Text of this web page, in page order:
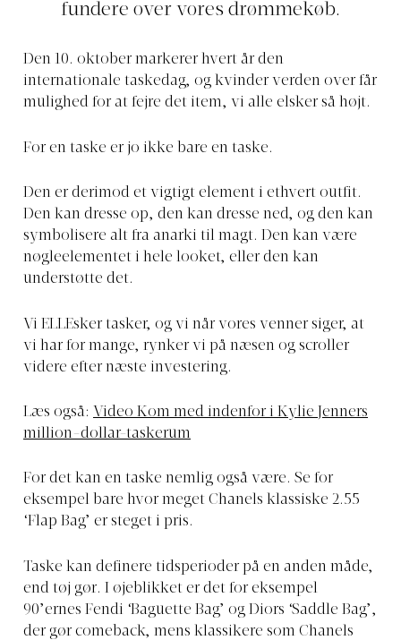
fundere over vores drømmekøb.
Den 10. oktober markerer hvert år den
internationale taskedag, og kvinder verden over får
mulighed for at fejre det item, vi alle elsker så højt.
For en taske er jo ikke bare en taske.
Den er derimod et vigtigt element i ethvert outfit.
Den kan dresse op, den kan dresse ned, og den kan
symbolisere alt fra anarki til magt. Den kan være
nøgleelementet i hele looket, eller den kan
understøtte det.
Vi ELLEsker tasker, og vi når vores venner siger, at
vi har for mange, rynker vi på næsen og scroller
videre efter næste investering.
Læs også: Video Kom med indenfor i Kylie Jenners
million-dollar-taskerum
For det kan en taske nemlig også være. Se for
eksempel bare hvor meget Chanels klassiske 2.55
‘Flap Bag’ er steget i pris.
Taske kan definere tidsperioder på en anden måde,
end tøj gør. I øjeblikket er det for eksempel
90’ernes Fendi ‘Baguette Bag’ og Diors ‘Saddle Bag’,
der gør comeback, mens klassikere som Chanels